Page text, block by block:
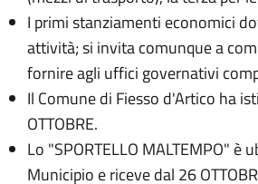
I primi stanziamenti economici
attività; si invita comunque a
fornire agli uffici governativi
Il Comune di Fiesso d'Artico ha
OTTOBRE.
Lo "SPORTELLO MALTEMPO" è
Municipio e riceve dal 26